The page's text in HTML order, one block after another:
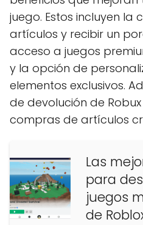
juego. Estos incluyen
artículos y recibir un
acceso a juegos
y la opción de
elementos exclusivos.
de devolución de
compras de artículos
Las
para
juegos
de